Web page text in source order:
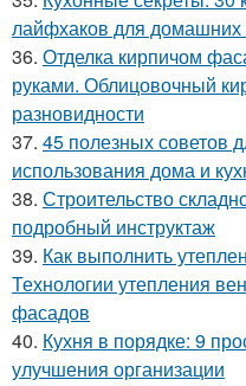
лайфхаков для домашних
36. Отделка кирпичом
руками. Облицовочный
разновидности
37. 45 полезных советов
использования дома и
38. Строительство
подробный инструктаж
39. Как выполнить
Технологии утепления
фасадов
40. Кухня в порядке: 9
улучшения организации